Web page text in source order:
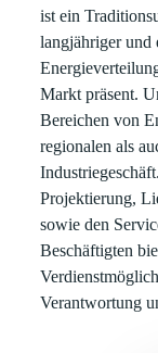
ist ein
langjähriger und
Markt präsent.
Bereichen von
regionalen als
Projektierung,
sowie den
Beschäftigten
Verantwortung